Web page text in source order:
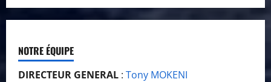
NOTRE ÉQUIPE
DIRECTEUR GENERAL : Tony MOKENI